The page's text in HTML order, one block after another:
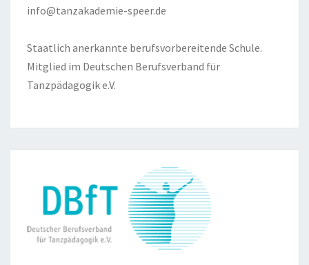
info@tanzakademie-speer.de
Staatlich anerkannte berufsvorbereitende Schule.
Mitglied im Deutschen Berufsverband für
Tanzpädagogik e.V.